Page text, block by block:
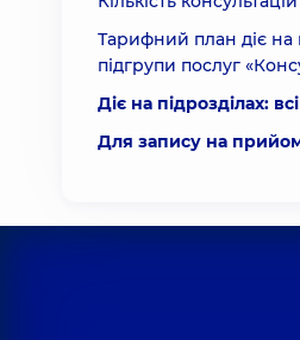
Тарифний план діє на
підгрупи послуг
Діє на підрозділах:
Для запису на